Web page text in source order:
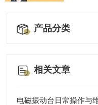
产品分类
相关文章
电磁振动台日常操作与